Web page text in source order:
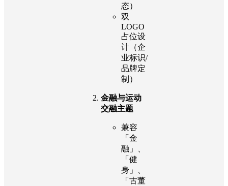
态）
双
LOGO
占位设
计（企
业标识/
品牌定
制）
金融与运动
交融主题
兼容
「金
融」、
「健
身」、
「古董